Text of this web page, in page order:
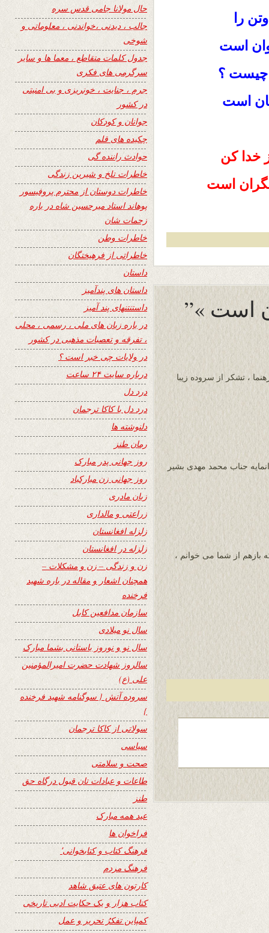
را
است
چیست ؟
است
خدا کن
است
، تشکر از سروده زیبا
جناب محمد مهدی بشیر
بازهم از شما می خوانم ،
حال مولانا جامی قدس سره
جالب ، دیدنی ،خواندنی ، معلوماتی و
شوخی
جدول کلمات متقاطع ، معما ها و سایر
سرگرمی های فکری
جرم ، جنایت ، خونریزی و بی امنیتی
در کشور
جوانان و کودکان
چکیده های قلم
حوادث راننده گی
خاطرات تلخ و شیرین زندگی
خاطرات دوستان از محترم پروفیسور
پوهاند استاد میرحسین شاه در باره
زحمات شان
خاطرات وطن
خاطراتی از فرهیختگان
داستان
داستان های پندآمیز
داستنتنهای پند آمیز
در باره زبان های ملی ، رسمی ، محلی
، تفرقه و تعصبات مذهبی در کشور
در ولایات چی خبر است ؟
درباره سایت ۲۴ ساعت
درد دل
درد دل با کاکا ترجمان
دلنوشته ها
رمان طنز
روز جهانی پدر مبارک
روز جهانی زن مبارکباد
زبان مادری
زراعتی و مالداری
زلزله افغانستان
زلزله در افغانستان
زن و زندگی – زن و مشکلات –
همچنان اشعار و مقاله در باره شهید
فرخنده
سازمان مدافعین کابل
سال نو میلادی
سال نو و نوروز باستانی بشما مبارک
سالروز شهادت حضرت امیرالمؤمنین
علی (ع)
سروده آتش { سوگنامه شهید فرخنده
}
سولاتی از کاکا ترجمان
سیاسی
صحت و سلامتی
طاعات و عبادات تان قبول درگاه حق
طنز
عید همه مبارک
فراخوان ها
فرهنگ کتاب و کتابخوانی٬
فرهنگ مردم
کارتون های عتیق شاهد
کتاب هزار و یک حکایت ادبی تاریخی
کمپاین تفکرُ تحریر و عمل